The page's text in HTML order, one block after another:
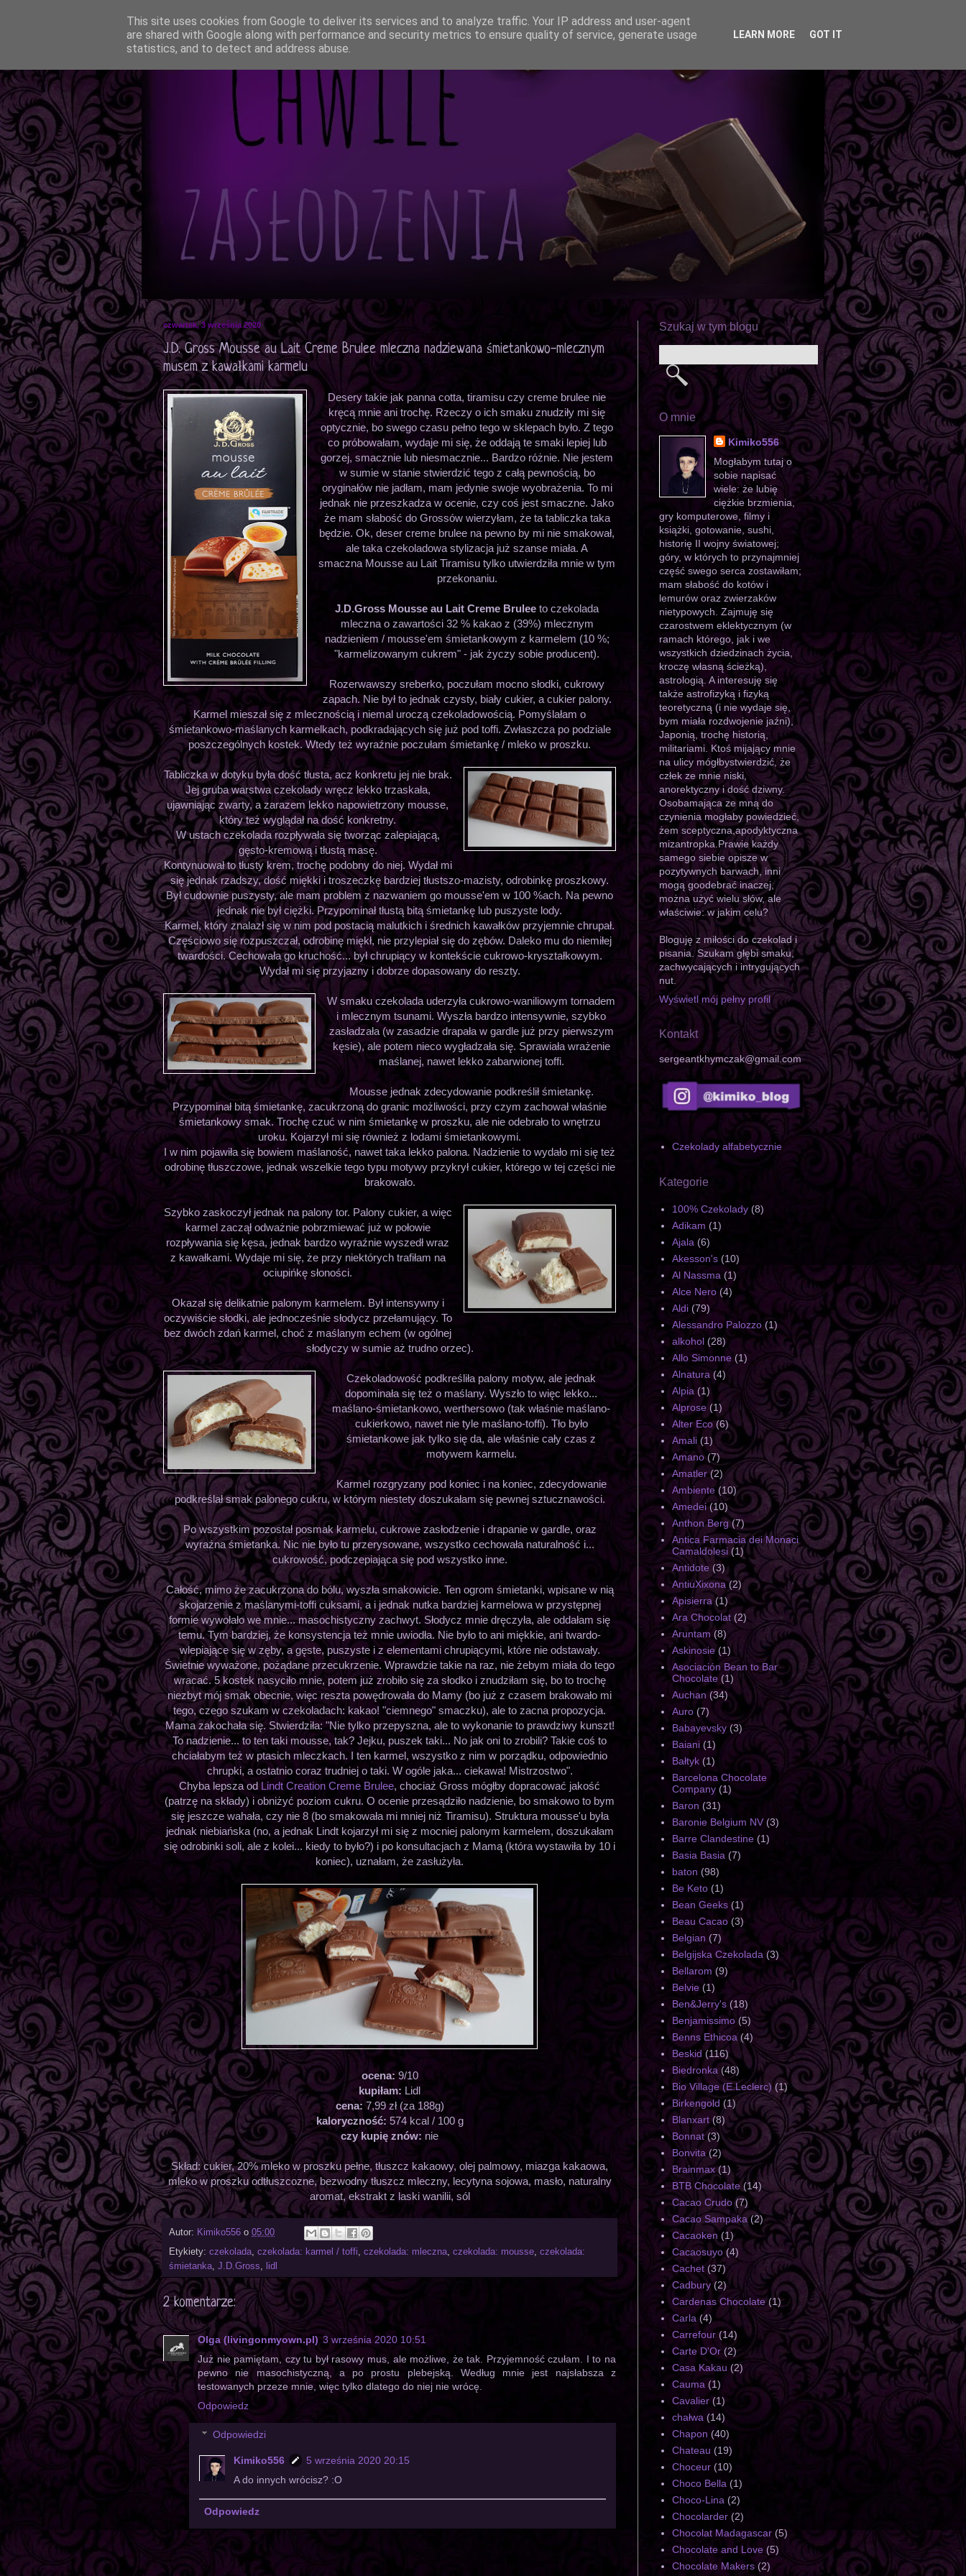
czwartek, 3 września 2020
J.D. Gross Mousse au Lait Creme Brulee mleczna nadziewana śmietankowo-mlecznym
musem z kawałkami karmelu
Desery takie jak panna cotta, tiramisu czy creme brulee nie
kręcą mnie ani trochę. Rzeczy o ich smaku znudziły mi się
optycznie, bo swego czasu pełno tego w sklepach było. Z tego
co próbowałam, wydaje mi się, że oddają te smaki lepiej lub
gorzej, smacznie lub niesmacznie... Bardzo różnie. Nie jestem
w sumie w stanie stwierdzić tego z całą pewnością, bo
oryginałów nie jadłam, mam jedynie swoje wyobrażenia. To mi
jednak nie przeszkadza w ocenie, czy coś jest smaczne. Jako
że mam słabość do Grossów wierzyłam, że ta tabliczka taka
będzie. Ok, deser creme brulee na pewno by mi nie smakował,
ale taka czekoladowa stylizacja już szanse miała. A
smaczna Mousse au Lait Tiramisu tylko utwierdziła mnie w tym
przekonaniu.
J.D.Gross Mousse au Lait Creme Bruleeto czekolada
mleczna o zawartości 32 % kakao z (39%) mlecznym
nadzieniem / mousse'em śmietankowym z karmelem (10 %;
"karmelizowanym cukrem" - jak życzy sobie producent).
Rozerwawszy sreberko, poczułam mocno słodki, cukrowy
zapach. Nie był to jednak czysty, biały cukier, a cukier palony.
Karmel mieszał się z mlecznością i niemal uroczą czekoladowością. Pomyślałam o
śmietankowo-maślanych karmelkach, podkradających się już pod toffi. Zwłaszcza po podziale
poszczególnych kostek. Wtedy też wyraźnie poczułam śmietankę / mleko w proszku.
Tabliczka w dotyku była dość tłusta, acz konkretu jej nie brak.
Jej gruba warstwa czekolady wręcz lekko trzaskała,
ujawniając zwarty, a zarazem lekko napowietrzony mousse,
który też wyglądał na dość konkretny.
W ustach czekolada rozpływała się tworząc zalepiającą,
gęsto-kremową i tłustą masę.
Kontynuował to tłusty krem, trochę podobny do niej. Wydał mi
się jednak rzadszy, dość miękki i troszeczkę bardziej tłustszo-mazisty, odrobinkę proszkowy.
Był cudownie puszysty, ale mam problem z nazwaniem go mousse'em w 100 %ach. Na pewno
jednak nie był ciężki. Przypominał tłustą bitą śmietankę lub puszyste lody.
Karmel, który znalazł się w nim pod postacią malutkich i średnich kawałków przyjemnie chrupał.
Częściowo się rozpuszczał, odrobinę miękł, nie przylepiał się do zębów. Daleko mu do niemiłej
twardości. Cechowała go kruchość... był chrupiący w kontekście cukrowo-kryształkowym.
Wydał mi się przyjazny i dobrze dopasowany do reszty.
W smaku czekolada uderzyła cukrowo-waniliowym tornadem
i mlecznym tsunami. Wyszła bardzo intensywnie, szybko
zasładzała (w zasadzie drapała w gardle już przy pierwszym
kęsie), ale potem nieco wygładzała się. Sprawiała wrażenie
maślanej, nawet lekko zabarwionej toffi.
Mousse jednak zdecydowanie podkreślił śmietankę.
Przypominał bitą śmietankę, zacukrzoną do granic możliwości, przy czym zachował właśnie
śmietankowy smak. Trochę czuć w nim śmietankę w proszku, ale nie odebrało to wnętrzu
uroku. Kojarzył mi się również z lodami śmietankowymi.
I w nim pojawiła się bowiem maślaność, nawet taka lekko palona. Nadzienie to wydało mi się też
odrobinę tłuszczowe, jednak wszelkie tego typu motywy przykrył cukier, którego w tej części nie
brakowało.
Szybko zaskoczył jednak na palony tor. Palony cukier, a więc
karmel zaczął odważnie pobrzmiewać już w połowie
rozpływania się kęsa, jednak bardzo wyraźnie wyszedł wraz
z kawałkami. Wydaje mi się, że przy niektórych trafiłam na
ociupińkę słoności.
Okazał się delikatnie palonym karmelem. Był intensywny i
oczywiście słodki, ale jednocześnie słodycz przełamujący. To
bez dwóch zdań karmel, choć z maślanym echem (w ogólnej
słodyczy w sumie aż trudno orzec).
Czekoladowość podkreśliła palony motyw, ale jednak
dopominała się też o maślany. Wyszło to więc lekko...
maślano-śmietankowo, werthersowo (tak właśnie maślano-
cukierkowo, nawet nie tyle maślano-toffi). Tło było
śmietankowe jak tylko się da, ale właśnie cały czas z
motywem karmelu.
Karmel rozgryzany pod koniec i na koniec, zdecydowanie
podkreślał smak palonego cukru, w którym niestety doszukałam się pewnej sztucznawości.
Po wszystkim pozostał posmak karmelu, cukrowe zasłodzenie i drapanie w gardle, oraz
wyraźna śmietanka. Nic nie było tu przerysowane, wszystko cechowała naturalność i...
cukrowość, podczepiająca się pod wszystko inne.
Całość, mimo że zacukrzona do bólu, wyszła smakowicie. Ten ogrom śmietanki, wpisane w nią
skojarzenie z maślanymi-toffi cuksami, a i jednak nutka bardziej karmelowa w przystępnej
formie wywołało we mnie... masochistyczny zachwyt. Słodycz mnie dręczyła, ale oddałam się
temu. Tym bardziej, że konsystencja też mnie uwiodła. Nie było to ani miękkie, ani twardo-
wlepiające się w zęby, a gęste, puszyste i z elementami chrupiącymi, które nie odstawały.
Świetnie wyważone, pożądane przecukrzenie. Wprawdzie takie na raz, nie żebym miała do tego
wracać. 5 kostek nasyciło mnie, potem już zrobiło się za słodko i znudziłam się, bo to trochę
niezbyt mój smak obecnie, więc reszta powędrowała do Mamy (bo już z czasem brakowało mi
tego, czego szukam w czekoladach: kakao! "ciemnego" smaczku), ale to zacna propozycja.
Mama zakochała się. Stwierdziła: "Nie tylko przepyszna, ale to wykonanie to prawdziwy kunszt!
To nadzienie... to ten taki mousse, tak? Jejku, puszek taki... No jak oni to zrobili? Takie coś to
chciałabym też w ptasich mleczkach. I ten karmel, wszystko z nim w porządku, odpowiednio
chrupki, a ostatnio coraz trudniej o taki. W ogóle jaka... ciekawa! Mistrzostwo".
Chyba lepsza od Lindt Creation Creme Brulee, chociaż Gross mógłby dopracować jakość
(patrzę na składy) i obniżyć poziom cukru. O ocenie przesądziło nadzienie, bo smakowo to bym
się jeszcze wahała, czy nie 8 (bo smakowała mi mniej niż Tiramisu). Struktura mousse'u była
jednak niebiańska (no, a jednak Lindt kojarzył mi się z mocniej palonym karmelem, doszukałam
się odrobinki soli, ale z kolei... kiedy to było?) i po konsultacjach z Mamą (która wystawiła by 10 i
koniec), uznałam, że zasłużyła.
ocena: 9/10
kupiłam: Lidl
cena: 7,99 zł (za 188g)
kaloryczność: 574 kcal / 100 g
czy kupię znów: nie
Skład: cukier, 20% mleko w proszku pełne, tłuszcz kakaowy, olej palmowy, miazga kakaowa,
mleko w proszku odtłuszcozne, bezwodny tłuszcz mleczny, lecytyna sojowa, masło, naturalny
aromat, ekstrakt z laski wanilii, sól
Autor: Kimiko556 o 05:00
Etykiety: czekolada, czekolada: karmel / toffi, czekolada: mleczna, czekolada: mousse, czekolada:
śmietanka, J.D.Gross, lidl
2 komentarze:
Olga (livingonmyown.pl) 3 września 2020 10:51
Już nie pamiętam, czy tu był rasowy mus, ale możliwe, że tak. Przyjemność czułam. I to na
pewno nie masochistyczną, a po prostu plebejską. Według mnie jest najsłabsza z
testowanych przeze mnie, więc tylko dlatego do niej nie wrócę.
Odpowiedz
Odpowiedzi
Kimiko556
5 września 2020 20:15
A do innych wrócisz? :O
Odpowiedz
Szukaj w tym blogu
O mnie
Kimiko556
Mogłabym tutaj o
sobie napisać
wiele: że lubię
ciężkie brzmienia,
gry komputerowe, filmy i
książki, gotowanie, sushi,
historię II wojny światowej;
góry, w których to przynajmniej
część swego serca zostawiłam;
mam słabość do kotów i
lemurów oraz zwierzaków
nietypowych. Zajmuję się
czarostwem eklektycznym (w
ramach którego, jak i we
wszystkich dziedzinach życia,
kroczę własną ścieżką),
astrologią. A interesuję się
także astrofizyką i fizyką
teoretyczną (i nie wydaje się,
bym miała rozdwojenie jaźni),
Japonią, trochę historią,
militariami. Ktoś mijający mnie
na ulicy mógłbystwierdzić, że
człek ze mnie niski,
anorektyczny i dość dziwny.
Osobamająca ze mną do
czynienia mogłaby powiedzieć,
żem sceptyczna,apodyktyczna
mizantropka.Prawie każdy
samego siebie opisze w
pozytywnych barwach, inni
mogą goodebrać inaczej,
można użyć wielu słów, ale
właściwie: w jakim celu?
Bloguję z miłości do czekolad i
pisania. Szukam głębi smaku,
zachwycających i intrygujących
nut.
Wyświetl mój pełny profil
Kontakt
sergeantkhymczak@gmail.com
Czekolady alfabetycznie
Kategorie
100% Czekolady (8)
Adikam (1)
Ajala (6)
Akesson's (10)
Al Nassma (1)
Alce Nero (4)
Aldi (79)
Alessandro Palozzo (1)
alkohol (28)
Allo Simonne (1)
Alnatura (4)
Alpia (1)
Alprose (1)
Alter Eco (6)
Amali (1)
Amano (7)
Amatler (2)
Ambiente (10)
Amedei (10)
Anthon Berg (7)
Antica Farmacia dei Monaci
Camaldolesi (1)
Antidote (3)
AntiuXixona (2)
Apisierra (1)
Ara Chocolat (2)
Aruntam (8)
Askinosie (1)
Asociación Bean to Bar
Chocolate (1)
Auchan (34)
Auro (7)
Babayevsky (3)
Baiani (1)
Bałtyk (1)
Barcelona Chocolate
Company (1)
Baron (31)
Baronie Belgium NV (3)
Barre Clandestine (1)
Basia Basia (7)
baton (98)
Be Keto (1)
Bean Geeks (1)
Beau Cacao (3)
Belgian (7)
Belgijska Czekolada (3)
Bellarom (9)
Belvie (1)
Ben&Jerry's (18)
Benjamissimo (5)
Benns Ethicoa (4)
Beskid (116)
Biedronka (48)
Bio Village (E.Leclerc) (1)
Birkengold (1)
Blanxart (8)
Bonnat (3)
Bonvita (2)
Brainmax (1)
BTB Chocolate (14)
Cacao Crudo (7)
Cacao Sampaka (2)
Cacaoken (1)
Cacaosuyo (4)
Cachet (37)
Cadbury (2)
Cardenas Chocolate (1)
Carla (4)
Carrefour (14)
Carte D'Or (2)
Casa Kakau (2)
Cauma (1)
Cavalier (1)
chałwa (14)
Chapon (40)
Chateau (19)
Choceur (10)
Choco Bella (1)
Choco-Lina (2)
Chocolarder (2)
Chocolat Madagascar (5)
Chocolate and Love (5)
Chocolate Makers (2)
This site uses cookies from Google to deliver its services and to analyze traffic. Your IP address and user-agent
are shared with Google along with performance and security metrics to ensure quality of service, generate usage
statistics, and to detect and address abuse.
LEARN MORE GOT IT